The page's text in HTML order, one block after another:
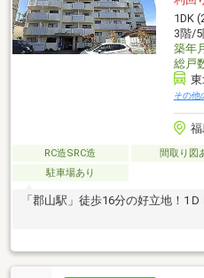
1DK
3階/
築年
総戸
その他
RC造SRC造 間取り図
駐車場あり
「郡山駅」徒歩16分の好立地！1